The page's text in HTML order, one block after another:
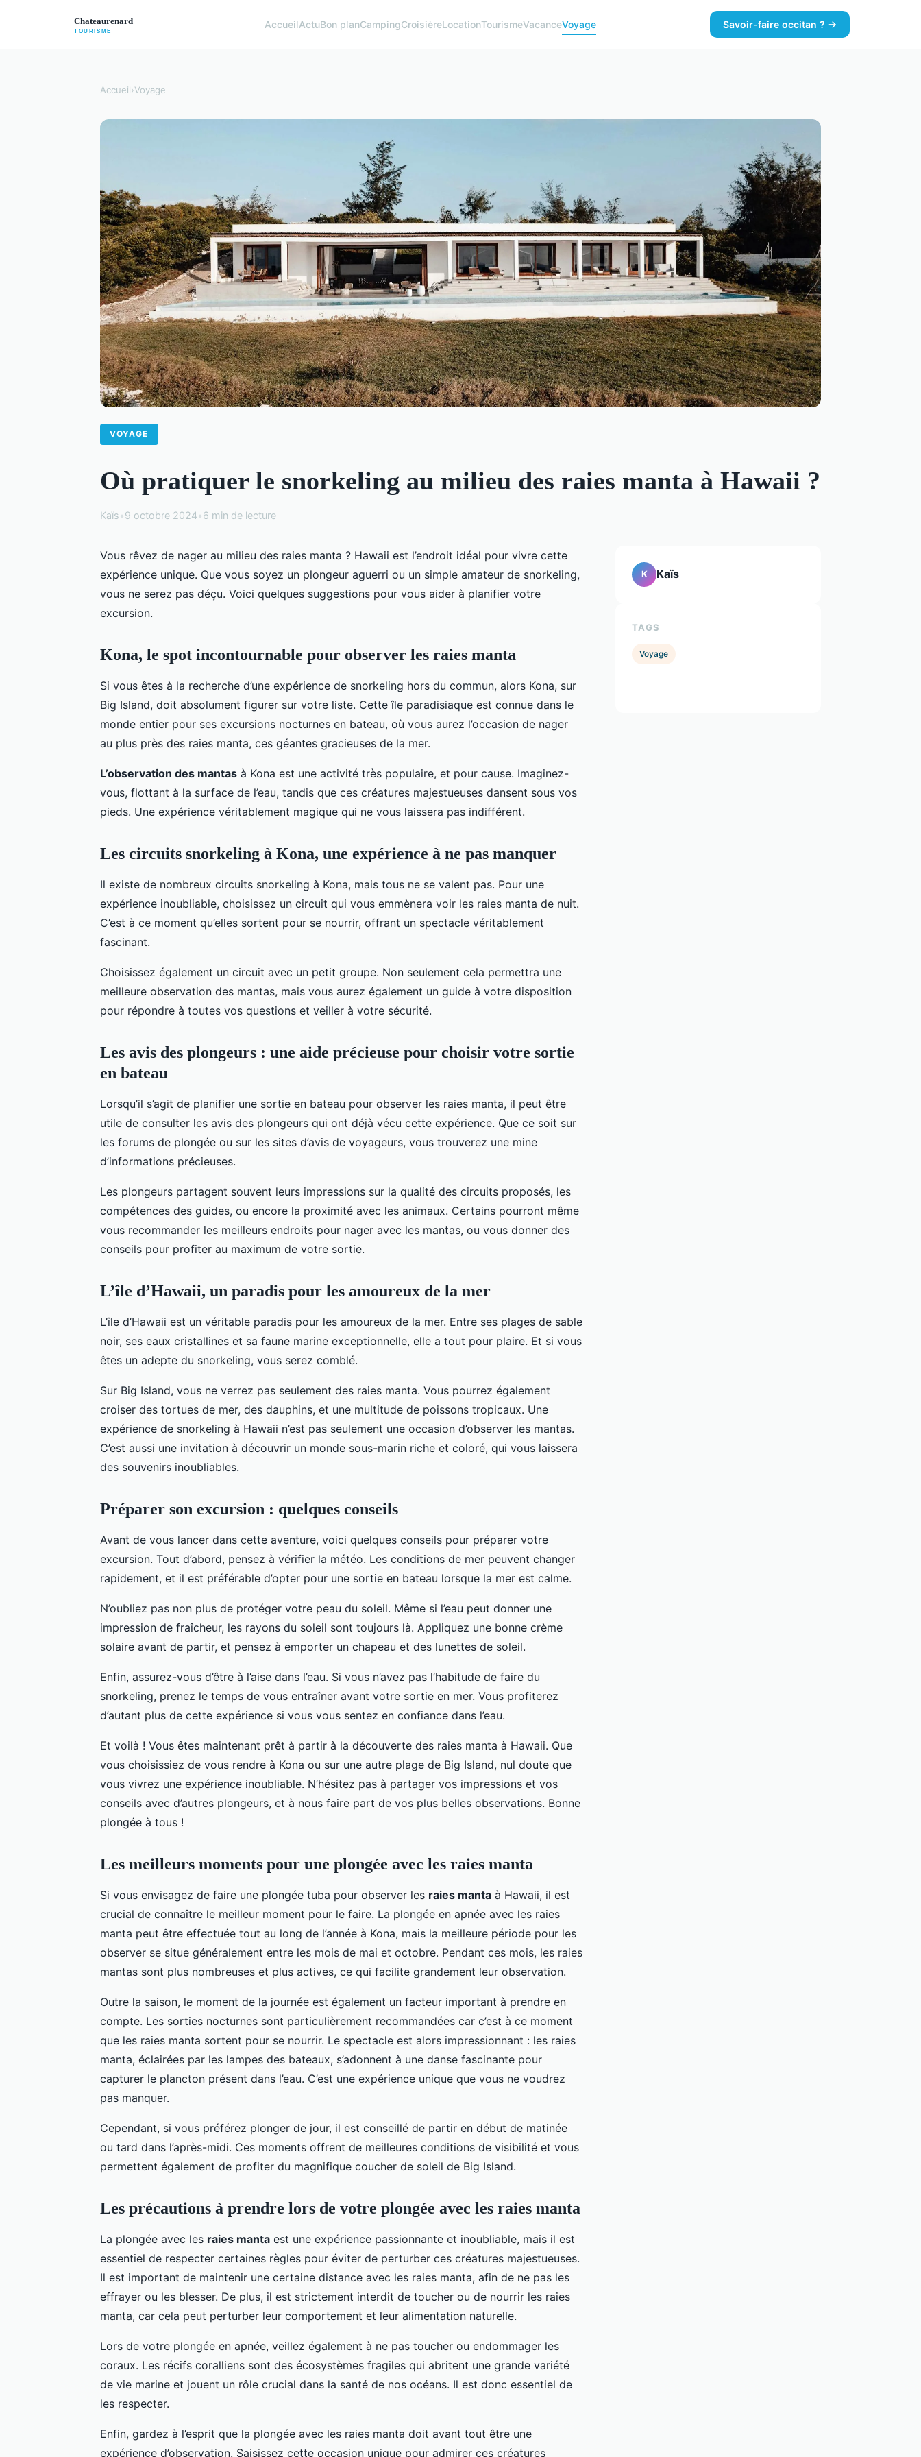
AccueilActuBon planCampingCroisièreLocationTourismeVacanceVoyage Savoir-faire occitan ? →
Accueil›Voyage
VOYAGE
Où pratiquer le snorkeling au milieu des raies manta à Hawaii ?
Kaïs•9 octobre 2024•6 min de lecture
Vous rêvez de nager au milieu des raies manta ? Hawaii est l’endroit idéal pour vivre cette
expérience unique. Que vous soyez un plongeur aguerri ou un simple amateur de snorkeling,
vous ne serez pas déçu. Voici quelques suggestions pour vous aider à planifier votre
excursion.
Kona, le spot incontournable pour observer les raies manta
Si vous êtes à la recherche d’une expérience de snorkeling hors du commun, alors Kona, sur
Big Island, doit absolument figurer sur votre liste. Cette île paradisiaque est connue dans le
monde entier pour ses excursions nocturnes en bateau, où vous aurez l’occasion de nager
au plus près des raies manta, ces géantes gracieuses de la mer.
L’observation des mantas à Kona est une activité très populaire, et pour cause. Imaginez-
vous, flottant à la surface de l’eau, tandis que ces créatures majestueuses dansent sous vos
pieds. Une expérience véritablement magique qui ne vous laissera pas indifférent.
Les circuits snorkeling à Kona, une expérience à ne pas manquer
Il existe de nombreux circuits snorkeling à Kona, mais tous ne se valent pas. Pour une
expérience inoubliable, choisissez un circuit qui vous emmènera voir les raies manta de nuit.
C’est à ce moment qu’elles sortent pour se nourrir, offrant un spectacle véritablement
fascinant.
Choisissez également un circuit avec un petit groupe. Non seulement cela permettra une
meilleure observation des mantas, mais vous aurez également un guide à votre disposition
pour répondre à toutes vos questions et veiller à votre sécurité.
Les avis des plongeurs : une aide précieuse pour choisir votre sortie
en bateau
Lorsqu’il s’agit de planifier une sortie en bateau pour observer les raies manta, il peut être
utile de consulter les avis des plongeurs qui ont déjà vécu cette expérience. Que ce soit sur
les forums de plongée ou sur les sites d’avis de voyageurs, vous trouverez une mine
d’informations précieuses.
Les plongeurs partagent souvent leurs impressions sur la qualité des circuits proposés, les
compétences des guides, ou encore la proximité avec les animaux. Certains pourront même
vous recommander les meilleurs endroits pour nager avec les mantas, ou vous donner des
conseils pour profiter au maximum de votre sortie.
L’île d’Hawaii, un paradis pour les amoureux de la mer
L’île d’Hawaii est un véritable paradis pour les amoureux de la mer. Entre ses plages de sable
noir, ses eaux cristallines et sa faune marine exceptionnelle, elle a tout pour plaire. Et si vous
êtes un adepte du snorkeling, vous serez comblé.
Sur Big Island, vous ne verrez pas seulement des raies manta. Vous pourrez également
croiser des tortues de mer, des dauphins, et une multitude de poissons tropicaux. Une
expérience de snorkeling à Hawaii n’est pas seulement une occasion d’observer les mantas.
C’est aussi une invitation à découvrir un monde sous-marin riche et coloré, qui vous laissera
des souvenirs inoubliables.
Préparer son excursion : quelques conseils
Avant de vous lancer dans cette aventure, voici quelques conseils pour préparer votre
excursion. Tout d’abord, pensez à vérifier la météo. Les conditions de mer peuvent changer
rapidement, et il est préférable d’opter pour une sortie en bateau lorsque la mer est calme.
N’oubliez pas non plus de protéger votre peau du soleil. Même si l’eau peut donner une
impression de fraîcheur, les rayons du soleil sont toujours là. Appliquez une bonne crème
solaire avant de partir, et pensez à emporter un chapeau et des lunettes de soleil.
Enfin, assurez-vous d’être à l’aise dans l’eau. Si vous n’avez pas l’habitude de faire du
snorkeling, prenez le temps de vous entraîner avant votre sortie en mer. Vous profiterez
d’autant plus de cette expérience si vous vous sentez en confiance dans l’eau.
Et voilà ! Vous êtes maintenant prêt à partir à la découverte des raies manta à Hawaii. Que
vous choisissiez de vous rendre à Kona ou sur une autre plage de Big Island, nul doute que
vous vivrez une expérience inoubliable. N’hésitez pas à partager vos impressions et vos
conseils avec d’autres plongeurs, et à nous faire part de vos plus belles observations. Bonne
plongée à tous !
Les meilleurs moments pour une plongée avec les raies manta
Si vous envisagez de faire une plongée tuba pour observer les raies manta à Hawaii, il est
crucial de connaître le meilleur moment pour le faire. La plongée en apnée avec les raies
manta peut être effectuée tout au long de l’année à Kona, mais la meilleure période pour les
observer se situe généralement entre les mois de mai et octobre. Pendant ces mois, les raies
mantas sont plus nombreuses et plus actives, ce qui facilite grandement leur observation.
Outre la saison, le moment de la journée est également un facteur important à prendre en
compte. Les sorties nocturnes sont particulièrement recommandées car c’est à ce moment
que les raies manta sortent pour se nourrir. Le spectacle est alors impressionnant : les raies
manta, éclairées par les lampes des bateaux, s’adonnent à une danse fascinante pour
capturer le plancton présent dans l’eau. C’est une expérience unique que vous ne voudrez
pas manquer.
Cependant, si vous préférez plonger de jour, il est conseillé de partir en début de matinée
ou tard dans l’après-midi. Ces moments offrent de meilleures conditions de visibilité et vous
permettent également de profiter du magnifique coucher de soleil de Big Island.
Les précautions à prendre lors de votre plongée avec les raies manta
La plongée avec les raies manta est une expérience passionnante et inoubliable, mais il est
essentiel de respecter certaines règles pour éviter de perturber ces créatures majestueuses.
Il est important de maintenir une certaine distance avec les raies manta, afin de ne pas les
effrayer ou les blesser. De plus, il est strictement interdit de toucher ou de nourrir les raies
manta, car cela peut perturber leur comportement et leur alimentation naturelle.
Lors de votre plongée en apnée, veillez également à ne pas toucher ou endommager les
coraux. Les récifs coralliens sont des écosystèmes fragiles qui abritent une grande variété
de vie marine et jouent un rôle crucial dans la santé de nos océans. Il est donc essentiel de
les respecter.
Enfin, gardez à l’esprit que la plongée avec les raies manta doit avant tout être une
expérience d’observation. Saisissez cette occasion unique pour admirer ces créatures
K Kaïs
TAGS
Voyage